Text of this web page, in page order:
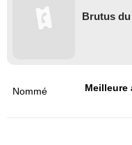
Brutus du
Nommé Meilleure